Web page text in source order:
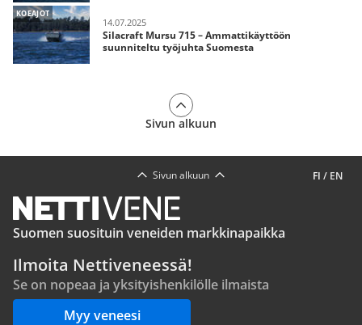
KOEAJOT
14.07.2025
Silacraft Mursu 715 – Ammattikäyttöön
suunniteltu työjuhta Suomesta
Sivun alkuun
FI / EN
Sivun alkuun
Suomen suosituin veneiden markkinapaikka
Ilmoita Nettiveneessä!
Se on nopeaa ja yksityishenkilölle ilmaista
Myy veneesi